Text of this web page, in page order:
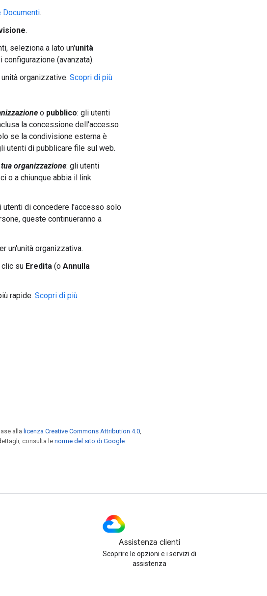
Documenti.
.
seleziona a lato un'unità
configurazione (avanzata).
organizzative. Scopri di più
o pubblico: gli utenti
la concessione dell'accesso
se la condivisione esterna è
utenti di pubblicare file sul web.
organizzazione: gli utenti
o a chiunque abbia il link
utenti di concedere l'accesso solo
queste continueranno a
un'unità organizzativa.
clic su Eredita (o Annulla
rapide. Scopri di più
alla licenza Creative Commons Attribution 4.0,
consulta lenorme del sito di Google
Assistenza clienti
Scoprire le opzioni e i servizi di
assistenza